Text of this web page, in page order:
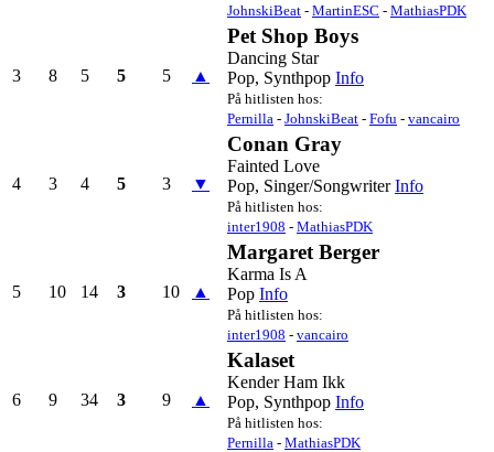
JohnskiBeat - MartinESC - MathiasPDK
3 8 5 5 5 ▲
Pet Shop Boys
Dancing Star
Pop, Synthpop Info
På hitlisten hos:
Pernilla - JohnskiBeat - Fofu - vancairo
4 3 4 5 3 ▼
Conan Gray
Fainted Love
Pop, Singer/Songwriter Info
På hitlisten hos:
inter1908 - MathiasPDK
5 10 14 3 10 ▲
Margaret Berger
Karma Is A
Pop Info
På hitlisten hos:
inter1908 - vancairo
6 9 34 3 9 ▲
Kalaset
Kender Ham Ikk
Pop, Synthpop Info
På hitlisten hos:
Pernilla - MathiasPDK